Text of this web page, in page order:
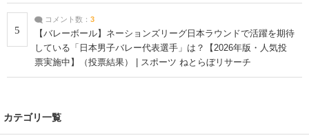
5
コメント数： 3
【バレーボール】ネーションズリーグ日本ラウンドで活躍を期待
している「日本男子バレー代表選手」は？【2026年版・人気投
票実施中】（投票結果） | スポーツ ねとらぼリサーチ
カテゴリ一覧